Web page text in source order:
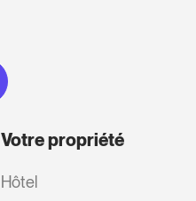
Votre propriété
Hôtel